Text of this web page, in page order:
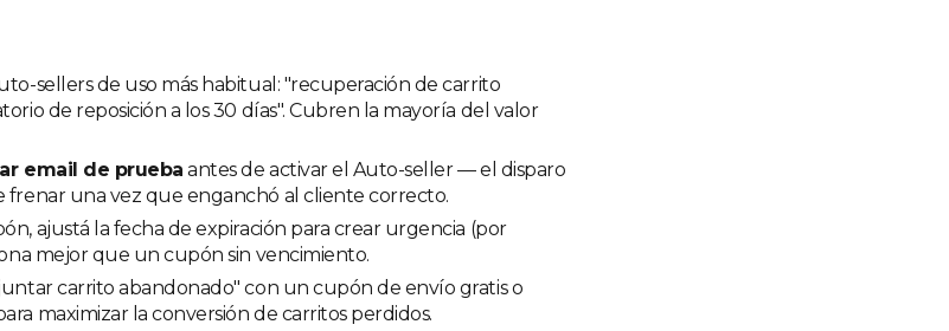
sellers de uso más habitual: "recuperación de carrito
de reposición a los 30 días". Cubren la mayoría del valor
email de prueba antes de activar el Auto-seller — el disparo
frenar una vez que enganchó al cliente correcto.
ajustá la fecha de expiración para crear urgencia (por
mejor que un cupón sin vencimiento.
carrito abandonado" con un cupón de envío gratis o
maximizar la conversión de carritos perdidos.